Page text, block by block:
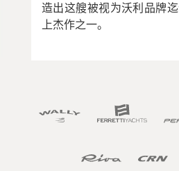
造出这艘被视为沃利品牌
上杰作之一。